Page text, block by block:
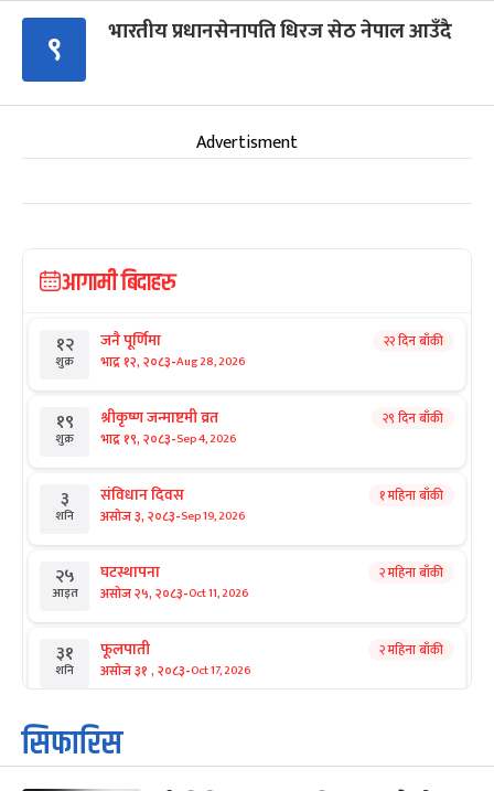
९ भारतीय प्रधानसेनापति धिरज सेठ नेपाल आउँदै
Advertisment
आगामी बिदाहरु
१२
शुक्र
जनै पूर्णिमा
भाद्र १२, २०८३-Aug 28, 2026
२२ दिन बाँकी
१९
शुक्र
श्रीकृष्ण जन्माष्टमी व्रत
भाद्र १९, २०८३-Sep 4, 2026
२९ दिन बाँकी
३
शनि
संविधान दिवस
असोज ३, २०८३-Sep 19, 2026
१ महिना बाँकी
२५
आइत
घटस्थापना
असोज २५, २०८३-Oct 11, 2026
२ महिना बाँकी
३१
शनि
फूलपाती
असोज ३१ , २०८३-Oct 17, 2026
२ महिना बाँकी
१
आइत
कार्तिक सङ्क्रान्ति
कार्तिक १, २०८३
सिफारिस